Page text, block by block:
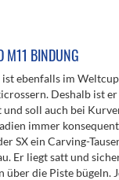
M11 BINDUNG
ebenfalls im
Deshalb ist
und soll auch bei
immer
SX ein Carving-
Er liegt satt und
über die Piste bügeln.